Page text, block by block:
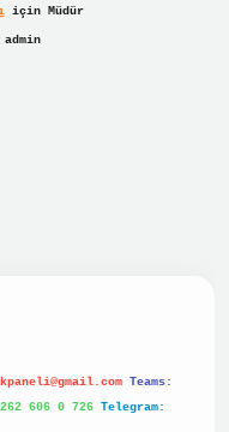
için Müdür
admin
Teams:
606 0 726 Telegram: